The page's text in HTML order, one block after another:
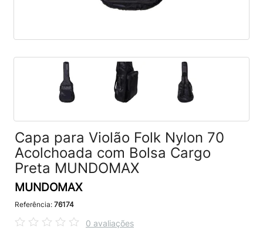
Capa para Violão Folk Nylon 70
Acolchoada com Bolsa Cargo
Preta MUNDOMAX
MUNDOMAX
Referência: 76174
0 avaliações